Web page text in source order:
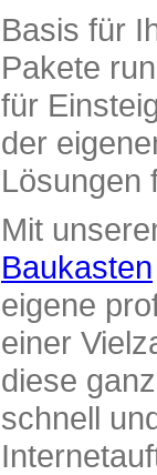
Basis für
Pakete
für
der
Lösungen
Mit
Baukasten
eigene
einer
diese
schnell